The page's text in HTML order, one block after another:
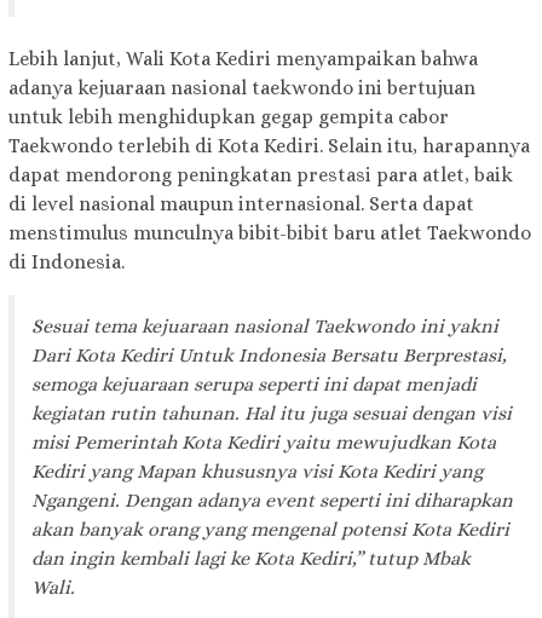
Lebih lanjut, Wali Kota Kediri menyampaikan bahwa
adanya kejuaraan nasional taekwondo ini bertujuan
untuk lebih menghidupkan gegap gempita cabor
Taekwondo terlebih di Kota Kediri. Selain itu, harapannya
dapat mendorong peningkatan prestasi para atlet, baik
di level nasional maupun internasional. Serta dapat
menstimulus munculnya bibit-bibit baru atlet Taekwondo
di Indonesia.
Sesuai tema kejuaraan nasional Taekwondo ini yakni
Dari Kota Kediri Untuk Indonesia Bersatu Berprestasi,
semoga kejuaraan serupa seperti ini dapat menjadi
kegiatan rutin tahunan. Hal itu juga sesuai dengan visi
misi Pemerintah Kota Kediri yaitu mewujudkan Kota
Kediri yang Mapan khususnya visi Kota Kediri yang
Ngangeni. Dengan adanya event seperti ini diharapkan
akan banyak orang yang mengenal potensi Kota Kediri
dan ingin kembali lagi ke Kota Kediri,” tutup Mbak
Wali.